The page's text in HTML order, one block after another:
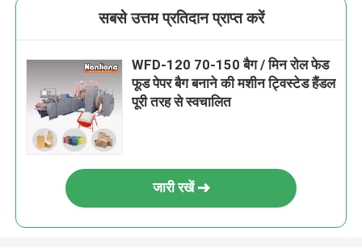
सबसे उत्तम प्रतिदान प्राप्त करें
WFD-120 70-150 बैग / मिन रोल फेड
फूड पेपर बैग बनाने की मशीन ट्विस्टेड हैंडल
पूरी तरह से स्वचालित
जारी रखें